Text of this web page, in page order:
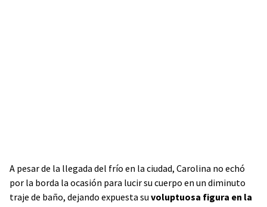
A pesar de la llegada del frío en la ciudad, Carolina no echó
por la borda la ocasión para lucir su cuerpo en un diminuto
traje de baño, dejando expuesta su voluptuosa figura en la